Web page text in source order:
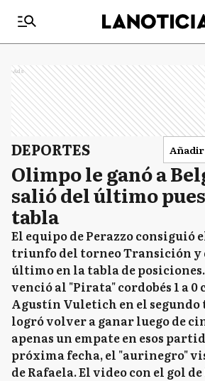
Ads
DEPORTES
Olimpo le ganó a
salió del último
tabla
El equipo de Perazzo consiguió
triunfo del torneo Transición y
último en la tabla de
venció al "Pirata" cordobés 1 a 0
Agustín Vuletich en el
logró volver a ganar luego de
apenas un empate en esos
próxima fecha, el "aurinegro"
de Rafaela. El video con el gol